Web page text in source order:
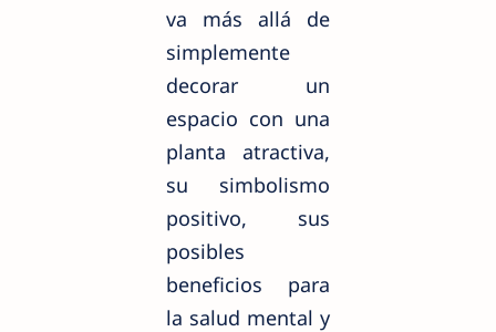
va más allá de
simplemente
decorar un
espacio con una
planta atractiva,
su simbolismo
positivo, sus
posibles
beneficios para
la salud mental y